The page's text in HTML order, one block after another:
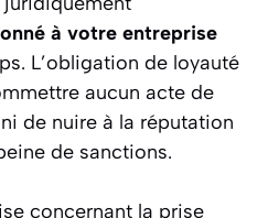
à votre entreprise
L’obligation de loyauté
aucun acte de
de nuire à la réputation
de sanctions.
concernant la prise